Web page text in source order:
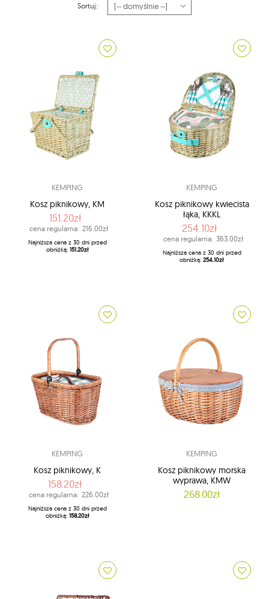
Sortuj:
KEMPING
Kosz piknikowy, KM
151.20zł
cena regularna: 216.00zł
Najniższa cena z 30 dni przed
obniżką: 151.20zł
KEMPING
Kosz piknikowy kwiecista
łąka, KKKL
254.10zł
cena regularna: 363.00zł
Najniższa cena z 30 dni przed
obniżką: 254.10zł
KEMPING
Kosz piknikowy, K
158.20zł
cena regularna: 226.00zł
Najniższa cena z 30 dni przed
obniżką: 158.20zł
KEMPING
Kosz piknikowy morska
wyprawa, KMW
268.00zł